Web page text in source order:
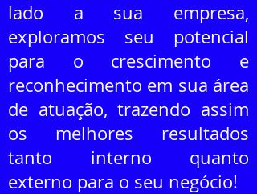
lado a sua empresa,
exploramos seu potencial
para o crescimento e
reconhecimento em sua área
de atuação, trazendo assim
os melhores resultados
tanto interno quanto
externo para o seu negócio!